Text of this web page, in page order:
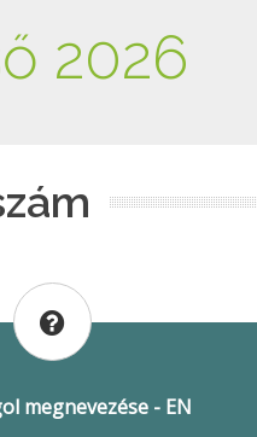
2026
megnevezése - EN